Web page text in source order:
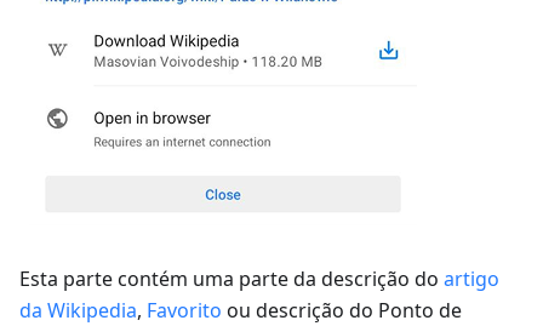
Esta parte contém uma parte da descrição do artigo
da Wikipedia, Favorito ou descrição do Ponto de